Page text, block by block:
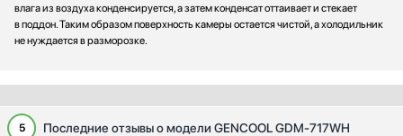
влага из воздуха конденсируется, а затем конденсат оттаивает и стекает
в поддон. Таким образом поверхность камеры остается чистой, а холодильник
не нуждается в разморозке.
5 Последние отзывы о модели GENCOOL GDM-717WH